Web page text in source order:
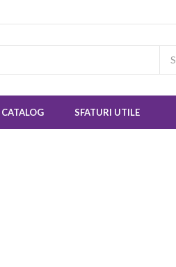
CATALOG SFATURI UTILE